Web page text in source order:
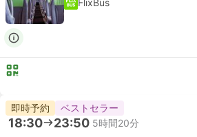
FlixBus
即時予約 ベストセラー
18:30 23:50 5時間20分